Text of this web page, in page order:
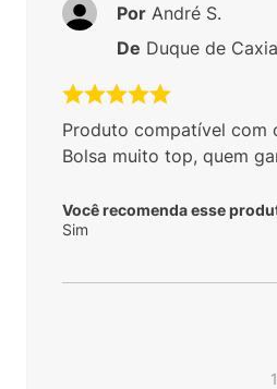
Produto compatível com
Bolsa muito top, quem
Você recomenda esse
Sim
Por André S.
De Duque de